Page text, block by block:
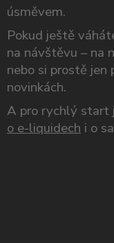
úsměvem.
Pokud ještě
na návštěvu – na
nebo si prostě jen
novinkách.
A pro rychlý start
o e-liquidech i o